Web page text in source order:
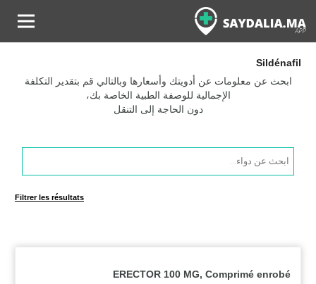
Sildénafil
ابحث عن معلومات عن أدويتك وأسعارها وبالتالي قم بتقدير التكلفة
الإجمالية للوصفة الطبية الخاصة بك،
دون الحاجة إلى التنقل
Products
search
Filtrer les résultats
ERECTOR 100 MG, Comprimé enrobé